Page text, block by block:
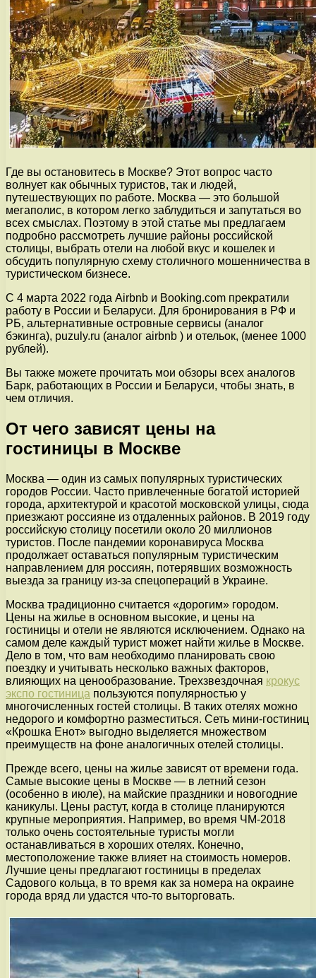
Где вы остановитесь в Москве? Этот вопрос часто
волнует как обычных туристов, так и людей,
путешествующих по работе. Москва — это большой
мегаполис, в котором легко заблудиться и запутаться во
всех смыслах. Поэтому в этой статье мы предлагаем
подробно рассмотреть лучшие районы российской
столицы, выбрать отели на любой вкус и кошелек и
обсудить популярную схему столичного мошенничества в
туристическом бизнесе.
С 4 марта 2022 года Airbnb и Booking.com прекратили
работу в России и Беларуси. Для бронирования в РФ и
РБ, альтернативные островные сервисы (аналог
бэкинга), puzuly.ru (аналог airbnb ) и отельок, (менее 1000
рублей).
Вы также можете прочитать мои обзоры всех аналогов
Барк, работающих в России и Беларуси, чтобы знать, в
чем отличия.
От чего зависят цены на
гостиницы в Москве
Москва — один из самых популярных туристических
городов России. Часто привлеченные богатой историей
города, архитектурой и красотой московской улицы, сюда
приезжают россияне из отдаленных районов. В 2019 году
российскую столицу посетили около 20 миллионов
туристов. После пандемии коронавируса Москва
продолжает оставаться популярным туристическим
направлением для россиян, потерявших возможность
выезда за границу из-за спецопераций в Украине.
Москва традиционно считается «дорогим» городом.
Цены на жилье в основном высокие, и цены на
гостиницы и отели не являются исключением. Однако на
самом деле каждый турист может найти жилье в Москве.
Дело в том, что вам необходимо планировать свою
поездку и учитывать несколько важных факторов,
влияющих на ценообразование. Трехзвездочная крокус
экспо гостиница пользуются популярностью у
многочисленных гостей столицы. В таких отелях можно
недорого и комфортно разместиться. Сеть мини-гостиниц
«Крошка Енот» выгодно выделяется множеством
преимуществ на фоне аналогичных отелей столицы.
Прежде всего, цены на жилье зависят от времени года.
Самые высокие цены в Москве — в летний сезон
(особенно в июле), на майские праздники и новогодние
каникулы. Цены растут, когда в столице планируются
крупные мероприятия. Например, во время ЧМ-2018
только очень состоятельные туристы могли
останавливаться в хороших отелях. Конечно,
местоположение также влияет на стоимость номеров.
Лучшие цены предлагают гостиницы в пределах
Садового кольца, в то время как за номера на окраине
города вряд ли удастся что-то выторговать.